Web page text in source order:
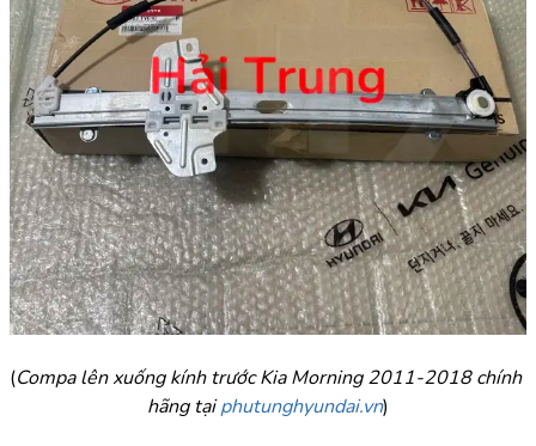
(Compa lên xuống kính trước Kia Morning 2011-2018 chính
hãng tại phutunghyundai.vn)